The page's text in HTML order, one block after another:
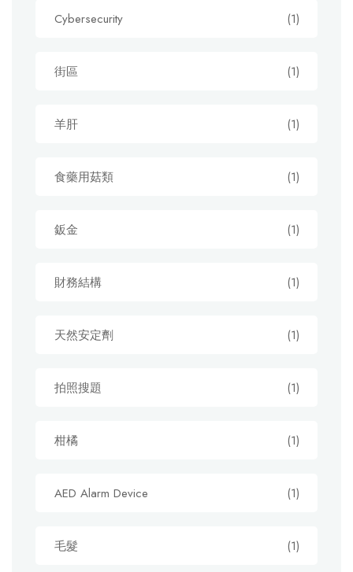
Cybersecurity (1)
街區 (1)
羊肝 (1)
食藥用菇類 (1)
鈑金 (1)
財務結構 (1)
天然安定劑 (1)
拍照搜題 (1)
柑橘 (1)
AED Alarm Device (1)
毛髮 (1)